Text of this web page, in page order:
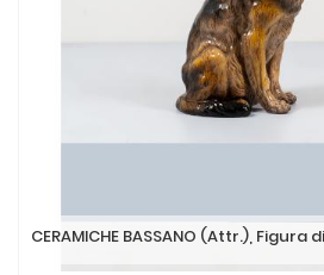
CERAMICHE BASSANO (Attr.),